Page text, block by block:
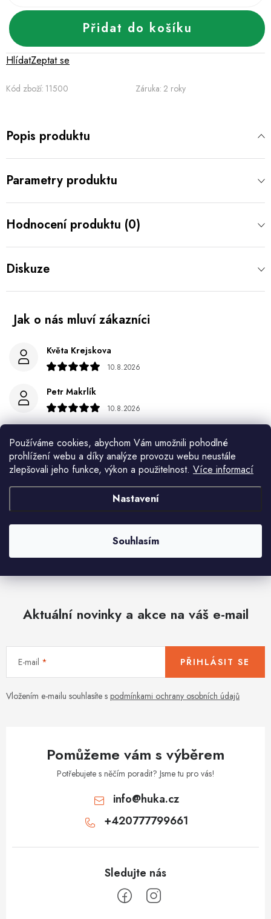
Používáme cookies, abychom Vám umožnili pohodlné
prohlížení webu a díky analýze provozu webu neustále
zlepšovali jeho funkce, výkon a použitelnost. Více informací
Nastavení
Souhlasím
Obchodní podmínky pro podnikatele
Způsob doručení a platby
Zásady používání cookies
O nás Blog
Přidat do košíku
Kód zboží: 11500 Záruka: 2 roky
Zeptat se
Hlídat
Popis produktu
Parametry produktu
Hodnocení produktu (0)
Diskuze
Květa Krejskova
10.8.2026
Petr Makrlík
10.8.2026
9.8.2026
Eva Šimonová
9.8.2026
Aktuální novinky a akce na váš e-mail
E-mail
Vložením e-mailu souhlasíte s podmínkami ochrany osobních údajů
PŘIHLÁSIT SE
Pomůžeme vám s výběrem
Potřebujete s něčím poradit? Jsme tu pro vás!
info@huka.cz
+420777799661